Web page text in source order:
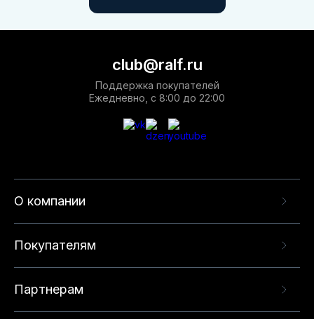
О компании
Покупателям
Партнерам
club@ralf.ru
Поддержка покупателей
Ежедневно, с 8:00 до 22:00